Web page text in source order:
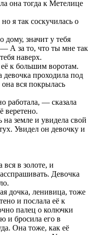
она тогда к Метелице
я так соскучилась о
значит у тебя
А за то, что ты мне так
наверх.
к большим воротам.
девочка проходила под
вся покрылась
работала, — сказала
веретено.
на земле и увидела свой
Увидел он девочку и
вся в золоте, и
Девочка
дочка, ленивица, тоже
и послала её к
палец о колючки
и бросила его в
Она тоже, как её